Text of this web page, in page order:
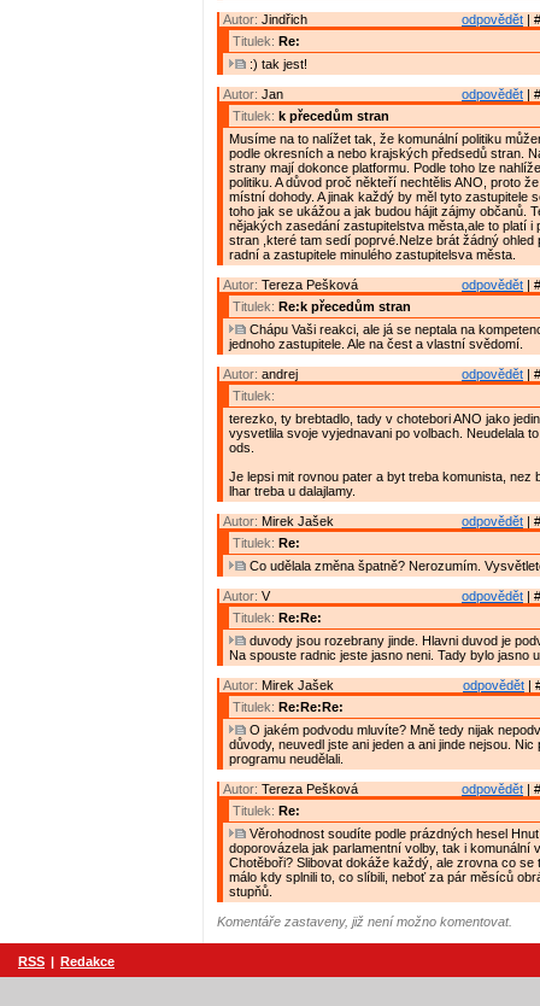
odpovědět |
Autor: Jindřich
Titulek: Re:
:) tak jest!
odpovědět |
Autor: Jan
Titulek: k přecedům stran
Musíme na to nalížet tak, že komunální politiku
podle okresních a nebo krajských předsedů stran.
strany mají dokonce platformu. Podle toho lze
politiku. A důvod proč někteří nechtělis ANO, proto
místní dohody. A jinak každý by měl tyto zastupitele
toho jak se ukážou a jak budou hájit zájmy občanů.
nějakých zasedání zastupitelstva města,ale to platí i
stran ,které tam sedí poprvé.Nelze brát žádný ohled
radní a zastupitele minulého zastupitelsva města.
odpovědět |
Autor: Tereza Pešková
Titulek: Re:k přecedům stran
Chápu Vaši reakci, ale já se neptala na
jednoho zastupitele. Ale na čest a vlastní svědomí.
odpovědět |
Autor: andrej
Titulek:
terezko, ty brebtadlo, tady v chotebori ANO jako
vysvetlila svoje vyjednavani po volbach. Neudelala
ods.
Je lepsi mit rovnou pater a byt treba komunista, nez
lhar treba u dalajlamy.
odpovědět |
Autor: Mirek Jašek
Titulek: Re:
Co udělala změna špatně? Nerozumím.
odpovědět |
Autor: V
Titulek: Re:Re:
duvody jsou rozebrany jinde. Hlavni duvod je
Na spouste radnic jeste jasno neni. Tady bylo jasno
odpovědět |
Autor: Mirek Jašek
Titulek: Re:Re:Re:
O jakém podvodu mluvíte? Mně tedy nijak
důvody, neuvedl jste ani jeden a ani jinde nejsou. Nic
programu neudělali.
odpovědět |
Autor: Tereza Pešková
Titulek: Re:
Věrohodnost soudíte podle prázdných hesel
doporovázela jak parlamentní volby, tak i komunální
Chotěboři? Slibovat dokáže každý, ale zrovna co se
málo kdy splnili to, co slíbili, neboť za pár měsíců
stupňů.
Komentáře zastaveny, již není možno komentovat.
RSS | Redakce